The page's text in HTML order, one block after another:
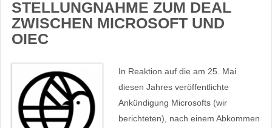
STELLUNGNAHME ZUM DEAL
ZWISCHEN MICROSOFT UND
OIEC
In Reaktion auf die am 25. Mai
diesen Jahres veröffentlichte
Ankündigung Microsofts (wir
berichteten), nach einem Abkommen